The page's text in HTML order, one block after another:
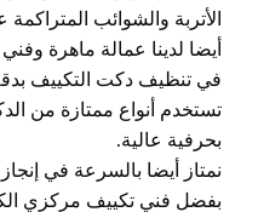
الأتربة والشوائب المتراكمة
أيضا لدينا عمالة ماهرة
في تنظيف دكت التكييف
تستخدم أنواع ممتازة من
بحرفية عالية.
نمتاز أيضا بالسرعة في
بفضل فني تكييف مركزي